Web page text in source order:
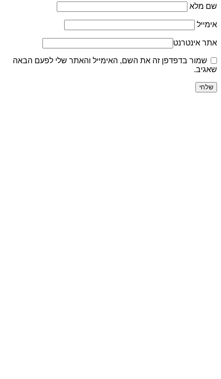
שם מלא
אימייל
אתר אינטרנט
שמור בדפדפן זה את השם, האימייל והאתר שלי לפעם הבאה
שאגיב.